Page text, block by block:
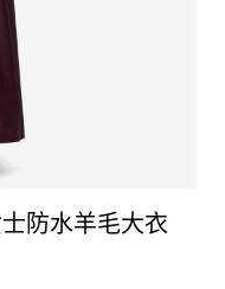
防水羊毛大衣